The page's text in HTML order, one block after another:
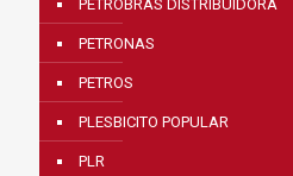
PETROBRAS DISTRIBUIDORA
PETRONAS
PETROS
PLESBICITO POPULAR
PLR